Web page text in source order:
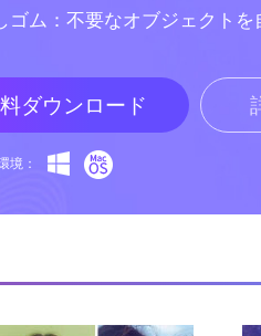
ゴム：不要なオブジェクトを
ダウンロード
境：